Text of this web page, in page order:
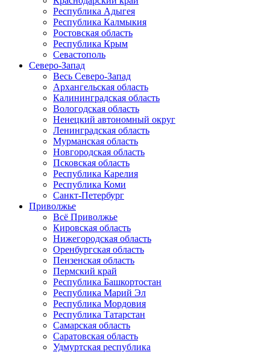
Республика Адыгея
Республика Калмыкия
Ростовская область
Республика Крым
Севастополь
Северо-Запад
Весь Северо-Запад
Архангельская область
Калининградская область
Вологодская область
Ненецкий автономный округ
Ленинградская область
Мурманская область
Новгородская область
Псковская область
Республика Карелия
Республика Коми
Санкт-Петербург
Приволжье
Всё Приволжье
Кировская область
Нижегородская область
Оренбургская область
Пензенская область
Пермский край
Республика Башкортостан
Республика Марий Эл
Республика Мордовия
Республика Татарстан
Самарская область
Саратовская область
Удмуртская республика